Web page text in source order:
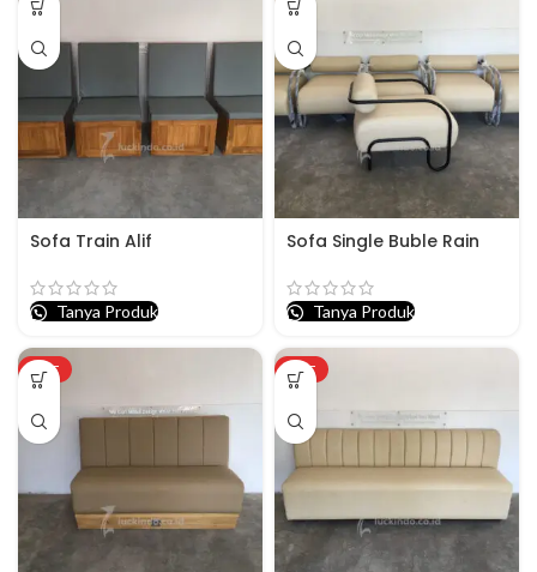
Sofa Train Alif
Tanya Produk
Sofa Single Buble Rain
Tanya Produk
HOT HOT